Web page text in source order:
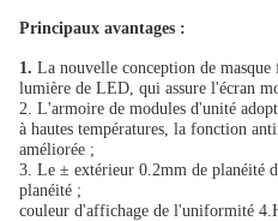
Principaux avantages :
1. La nouvelle conception de
lumière de LED, qui assure l'écran
2. L'armoire de modules d'unité
à hautes températures, la fonction
améliorée ;
3. Le ± extérieur 0.2mm de planéité
planéité ;
couleur d'affichage de l'uniformité